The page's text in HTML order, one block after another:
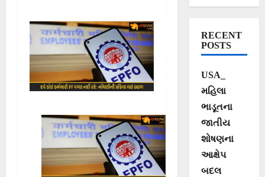
માત્ર રૂ.100માં થશે
નોંધણી
RECENT
POSTS
USA_
મહિલા
ભાડૂતના
જાતીય
શોષણના
આક્ષેપ
બદલ